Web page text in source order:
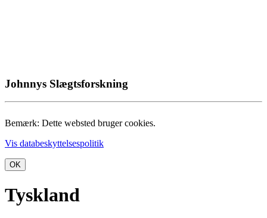
Johnnys Slægtsforskning
Bemærk: Dette websted bruger cookies.
Vis databeskyttelsespolitik
OK
Tyskland